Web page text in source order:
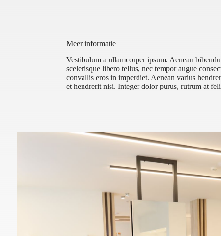
Meer informatie
Vestibulum a ullamcorper ipsum. Aenean
scelerisque libero tellus, nec tempor augue
convallis eros in imperdiet. Aenean varius
et hendrerit nisi. Integer dolor purus, rutrum at